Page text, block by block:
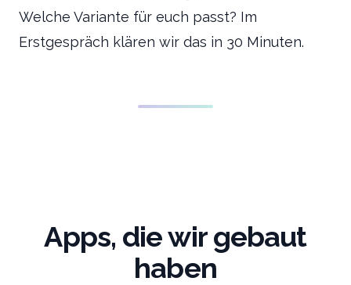
Welche Variante für euch passt? Im
Erstgespräch klären wir das in 30 Minuten.
Apps, die wir gebaut
haben